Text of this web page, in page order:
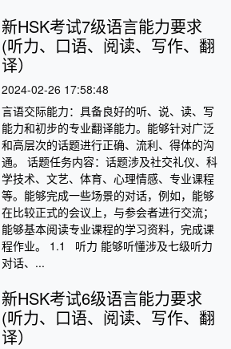
新HSK考试7级语言能力要求
(听力、口语、阅读、写作、翻
译）
2024-02-26 17:58:48
言语交际能力：具备良好的听、说、读、写
能力和初步的专业翻译能力。能够针对广泛
和高层次的话题进行正确、流利、得体的沟
通。 话题任务内容：话题涉及社交礼仪、科
学技术、文艺、体育、心理情感、专业课程
等。能够完成一些场景的对话，例如，能够
在比较正式的会议上，与参会者进行交流；
能够基本阅读专业课程的学习资料，完成课
程作业。 1.1 听力 能够听懂涉及七级听力
对话、...
新HSK考试6级语言能力要求
(听力、口语、阅读、写作、翻
译）